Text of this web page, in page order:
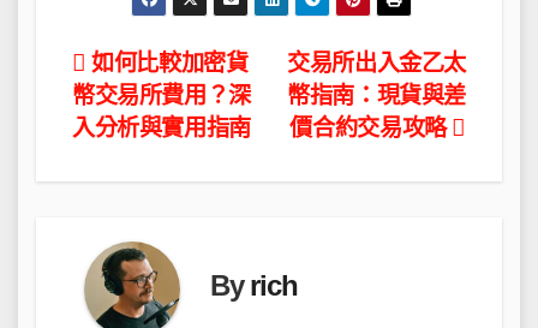
文
章
導
交易所出入金乙太
幣指南：現貨與差
價合約交易攻略
如何比較加密貨
幣交易所費用？深
入分析與實用指南
Byrich